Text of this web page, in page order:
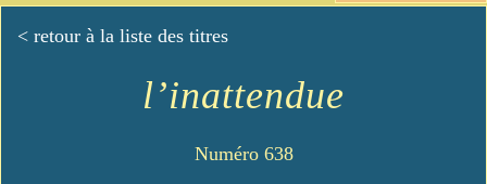
< retour à la liste des titres
l’inattendue
Numéro 638